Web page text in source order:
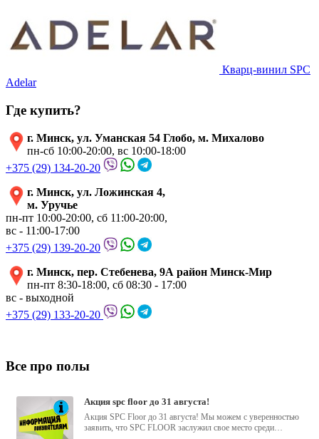
Кварц-винил SPC
Adelar
Где купить?
г. Минск, ул. Уманская 54 Глобо, м. Михалово
пн-сб 10:00-20:00, вс 10:00-18:00
+375 (29) 134-20-20
г. Минск, ул. Ложинская 4,
м. Уручье
пн-пт 10:00-20:00, сб 11:00-20:00,
вс - 11:00-17:00
+375 (29) 139-20-20
г. Минск, пер. Стебенева, 9А район Минск-Мир
пн-пт 8:30-18:00, сб 08:30 - 17:00
вс - выходной
+375 (29) 133-20-20
Все про полы
акция spc floor до 31 августа!
Акция SPC Floor до 31 августа! Мы можем с уверенностью
заявить, что SPC FLOOR заслужил свое место среди